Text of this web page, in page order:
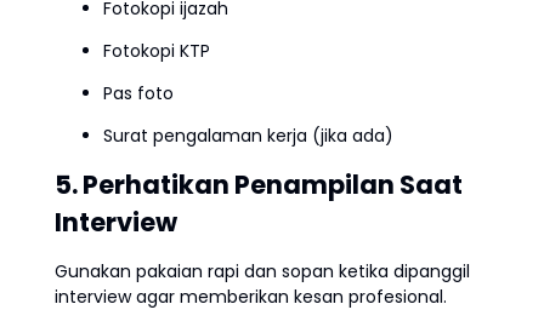
Fotokopi ijazah
Fotokopi KTP
Pas foto
Surat pengalaman kerja (jika ada)
5. Perhatikan Penampilan Saat
Interview
Gunakan pakaian rapi dan sopan ketika dipanggil
interview agar memberikan kesan profesional.